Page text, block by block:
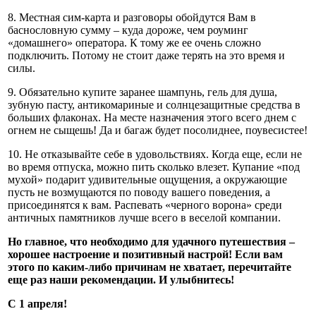
8. Местная сим-карта и разговоры обойдутся Вам в
баснословную сумму – куда дороже, чем роуминг
«домашнего» оператора. К тому же ее очень сложно
подключить. Потому не стоит даже терять на это время и
силы.
9. Обязательно купите заранее шампунь, гель для душа,
зубную пасту, антикомариные и солнцезащитные средства в
больших флаконах. На месте назначения этого всего днем с
огнем не сыщешь! Да и багаж будет посолиднее, поувесистее!
10. Не отказывайте себе в удовольствиях. Когда еще, если не
во время отпуска, можно пить сколько влезет. Купание «под
мухой» подарит удивительные ощущения, а окружающие
пусть не возмущаются по поводу вашего поведения, а
присоединятся к вам. Распевать «черного ворона» среди
античных памятников лучше всего в веселой компании.
Но главное, что необходимо для удачного путешествия –
хорошее настроение и позитивный настрой! Если вам
этого по каким-либо причинам не хватает, перечитайте
еще раз наши рекомендации. И улыбнитесь!
С 1 апреля!